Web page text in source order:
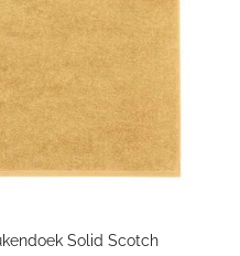
Solid Scotch